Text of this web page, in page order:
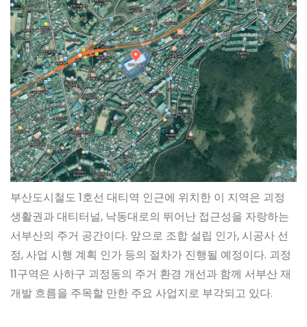
부산도시철도 1호선 대티역 인근에 위치한 이 지역은 괴정
생활권과 대티터널, 낙동대로의 뛰어난 접근성을 자랑하는
서부산의 주거 공간이다. 앞으로 조합 설립 인가, 시공사 선
정, 사업 시행 계획 인가 등의 절차가 진행될 예정이다. 괴정
11구역은 사하구 괴정동의 주거 환경 개선과 함께 서부산 재
개발 흐름을 주목할 만한 주요 사업지로 부각되고 있다.